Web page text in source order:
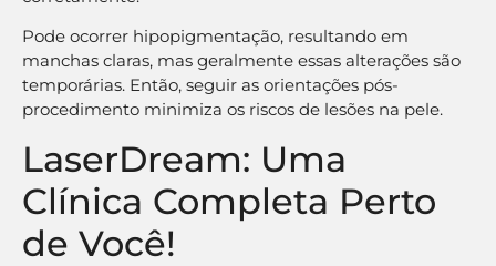
Pode ocorrer hipopigmentação, resultando em
manchas claras, mas geralmente essas alterações são
temporárias. Então, seguir as orientações pós-
procedimento minimiza os riscos de lesões na pele.
LaserDream: Uma
Clínica Completa Perto
de Você!